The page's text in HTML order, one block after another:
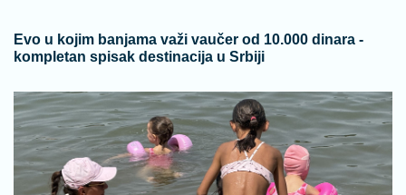
Evo u kojim banjama važi vaučer od 10.000 dinara -
kompletan spisak destinacija u Srbiji